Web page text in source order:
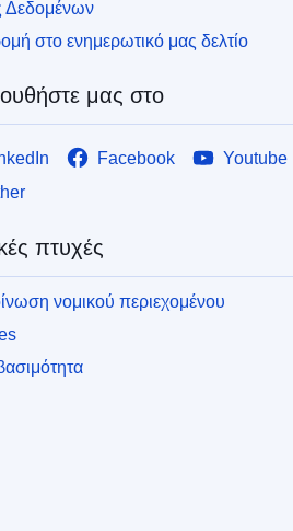
Δεδομένων
στο ενημερωτικό μας δελτίο
μας στο
Facebook
Youtube
πτυχές
νομικού περιεχομένου